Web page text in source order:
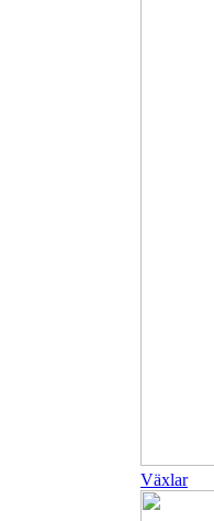
Växlar